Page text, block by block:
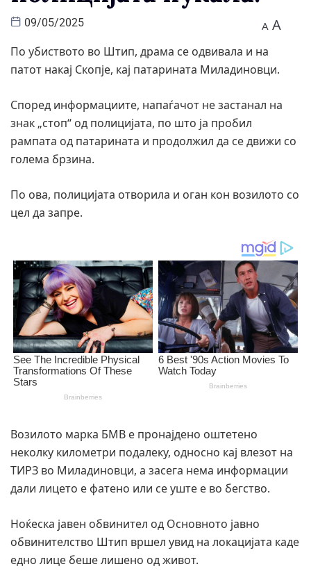
09/05/2025 A A
По убиството во Штип, драма се одвивала и на
патот накај Скопје, кај патарината Миладиновци.
Според информациите, напаѓачот не застанал на
знак „стоп“ од полицијата, по што ја пробил
рампата од патарината и продолжил да се движи со
голема брзина.
По ова, полицијата отворила и оган кон возилото со
цел да запре.
Возилото марка БМВ е пронајдено оштетено
неколку километри подалеку, односно кај влезот на
ТИРЗ во Миладиновци, а засега нема информации
дали лицето е фатено или се уште е во бегство.
Ноќеска јавен обвинител од Основното јавно
обвинителство Штип вршел увид на локацијата каде
едно лице беше лишено од живот.